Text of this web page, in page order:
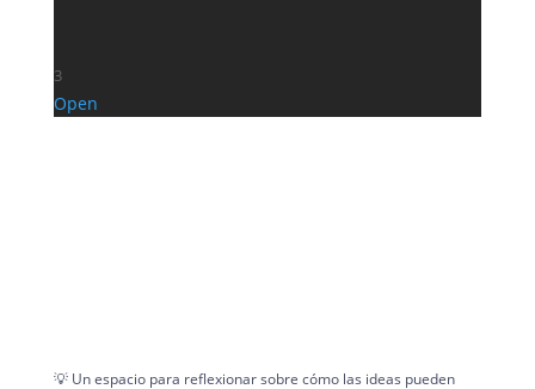
3
Open
💡 Un espacio para reflexionar sobre cómo las ideas pueden